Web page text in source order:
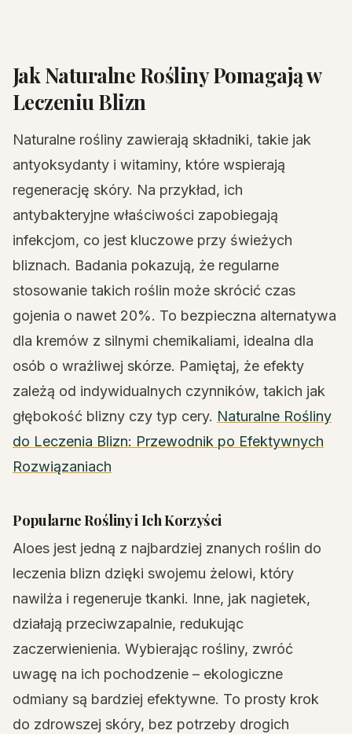
Jak Naturalne Rośliny Pomagają w
Leczeniu Blizn
Naturalne rośliny zawierają składniki, takie jak
antyoksydanty i witaminy, które wspierają
regenerację skóry. Na przykład, ich
antybakteryjne właściwości zapobiegają
infekcjom, co jest kluczowe przy świeżych
bliznach. Badania pokazują, że regularne
stosowanie takich roślin może skrócić czas
gojenia o nawet 20%. To bezpieczna alternatywa
dla kremów z silnymi chemikaliami, idealna dla
osób o wrażliwej skórze. Pamiętaj, że efekty
zależą od indywidualnych czynników, takich jak
głębokość blizny czy typ cery. Naturalne Rośliny
do Leczenia Blizn: Przewodnik po Efektywnych
Rozwiązaniach
Popularne Rośliny i Ich Korzyści
Aloes jest jedną z najbardziej znanych roślin do
leczenia blizn dzięki swojemu żelowi, który
nawilża i regeneruje tkanki. Inne, jak nagietek,
działają przeciwzapalnie, redukując
zaczerwienienia. Wybierając rośliny, zwróć
uwagę na ich pochodzenie – ekologiczne
odmiany są bardziej efektywne. To prosty krok
do zdrowszej skóry, bez potrzeby drogich